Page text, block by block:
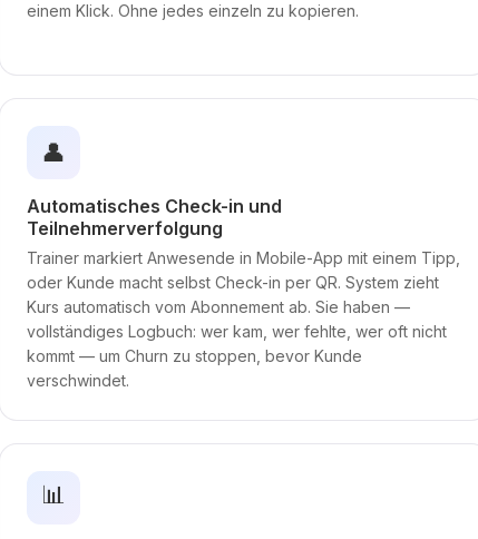
einem Klick. Ohne jedes einzeln zu kopieren.
👤
Automatisches Check-in und
Teilnehmerverfolgung
Trainer markiert Anwesende in Mobile-App mit einem Tipp,
oder Kunde macht selbst Check-in per QR. System zieht
Kurs automatisch vom Abonnement ab. Sie haben —
vollständiges Logbuch: wer kam, wer fehlte, wer oft nicht
kommt — um Churn zu stoppen, bevor Kunde
verschwindet.
📊